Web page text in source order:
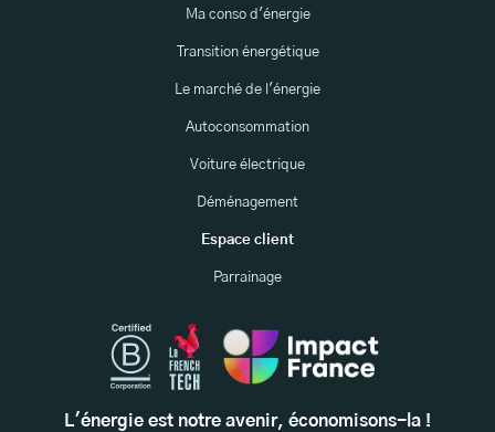
Ma conso d'énergie
Transition énergétique
Le marché de l'énergie
Autoconsommation
Voiture électrique
Déménagement
Espace client
Parrainage
L'énergie est notre avenir, économisons-la !